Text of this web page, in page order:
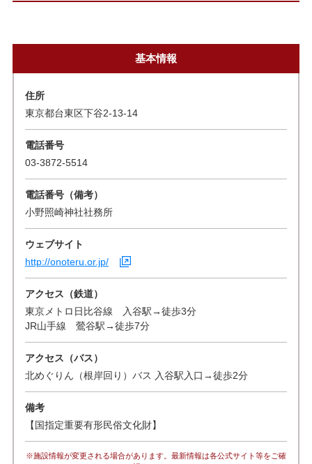
基本情報
住所
東京都台東区下谷2-13-14
電話番号
03-3872-5514
電話番号（備考）
小野照崎神社社務所
ウェブサイト
http://onoteru.or.jp/
アクセス（鉄道）
東京メトロ日比谷線 入谷駅→徒歩3分
JR山手線 鶯谷駅→徒歩7分
アクセス（バス）
北めぐりん（根岸回り）バス 入谷駅入口→徒歩2分
備考
【国指定重要有形民俗文化財】
※施設情報が変更される場合があります。最新情報は各公式サイト等をご確